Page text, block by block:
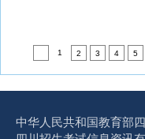
1 2 3 4 5
中华人民共和国教育部